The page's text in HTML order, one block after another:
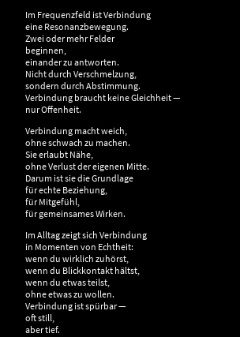
Im Frequenzfeld ist Verbindung
eine Resonanzbewegung.
Zwei oder mehr Felder
beginnen,
einander zu antworten.
Nicht durch Verschmelzung,
sondern durch Abstimmung.
Verbindung braucht keine Gleichheit —
nur Offenheit.
Verbindung macht weich,
ohne schwach zu machen.
Sie erlaubt Nähe,
ohne Verlust der eigenen Mitte.
Darum ist sie die Grundlage
für echte Beziehung,
für Mitgefühl,
für gemeinsames Wirken.
Im Alltag zeigt sich Verbindung
in Momenten von Echtheit:
wenn du wirklich zuhörst,
wenn du Blickkontakt hältst,
wenn du etwas teilst,
ohne etwas zu wollen.
Verbindung ist spürbar —
oft still,
aber tief.